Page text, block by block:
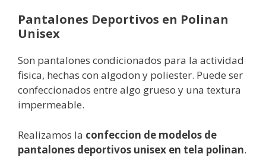
Pantalones Deportivos en Polinan
Unisex
Son pantalones condicionados para la actividad
fisica, hechas con algodon y poliester. Puede ser
confeccionados entre algo grueso y una textura
impermeable.
Realizamos la confeccion de modelos de
pantalones deportivos unisex en tela polinan.